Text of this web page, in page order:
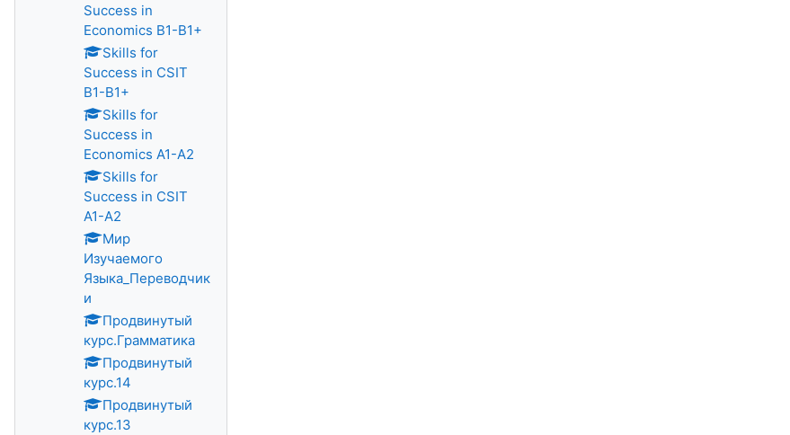
Success in
Economics B1-B1+
Skills for
Success in CSIT
B1-B1+
Skills for
Success in
Economics A1-A2
Skills for
Success in CSIT
A1-A2
Мир
Изучаемого
Языка_Переводчик
и
Продвинутый
курс.Грамматика
Продвинутый
курс.14
Продвинутый
курс.13